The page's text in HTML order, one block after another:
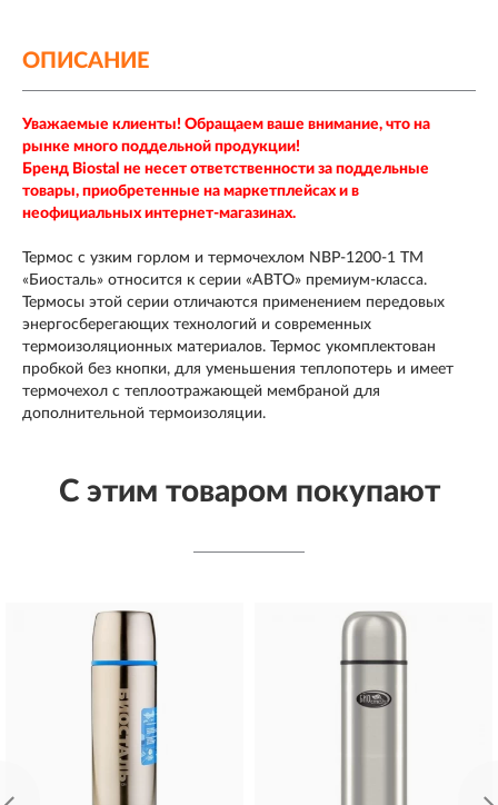
ОПИСАНИЕ
Уважаемые клиенты! Обращаем ваше внимание, что на
рынке много поддельной продукции!
Бренд Biostal не несет ответственности за поддельные
товары, приобретенные на маркетплейсах и в
неофициальных интернет-магазинах.
Термос с узким горлом и термочехлом NВP-1200-1 ТМ
«Биосталь» относится к серии «АВТО» премиум-класса.
Термосы этой серии отличаются применением передовых
энергосберегающих технологий и современных
термоизоляционных материалов. Термос укомплектован
пробкой без кнопки, для уменьшения теплопотерь и имеет
термочехол с теплоотражающей мембраной для
дополнительной термоизоляции.
С этим товаром покупают